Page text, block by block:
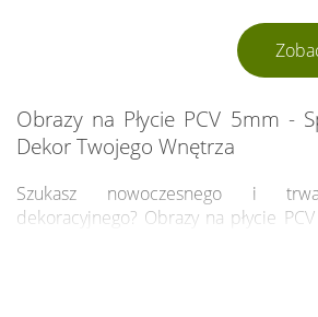
Obrazy na Płycie PCV 5mm -
Dekor Twojego Wnętrza
Szukasz nowoczesnego i
dekoracyjnego? Obrazy na płycie
możliwości zamówienia obrazu z
teraz jeszcze bardziej